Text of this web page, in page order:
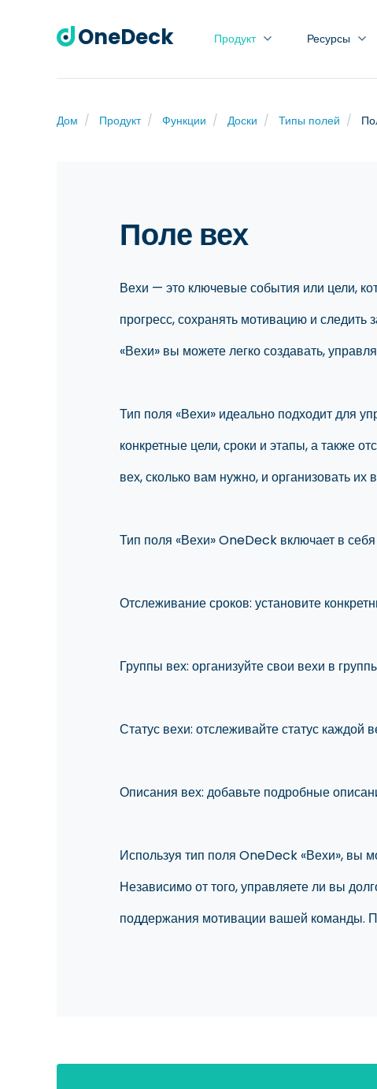
OneDeck Продукт Ресурсы
Дом Продукт Функции Доски Типы полей
Поле вех
Вехи — это ключевые события или цели,
прогресс, сохранять мотивацию и
«Вехи» вы можете легко создавать,
Тип поля «Вехи» идеально подходит для
конкретные цели, сроки и этапы, а также
вех, сколько вам нужно, и организовать
Тип поля «Вехи» OneDeck включает в
Отслеживание сроков: установите
Группы вех: организуйте свои вехи в
Статус вехи: отслеживайте статус каждой
Описания вех: добавьте подробные
Используя тип поля OneDeck «Вехи», вы
Независимо от того, управляете ли вы
поддержания мотивации вашей команды.